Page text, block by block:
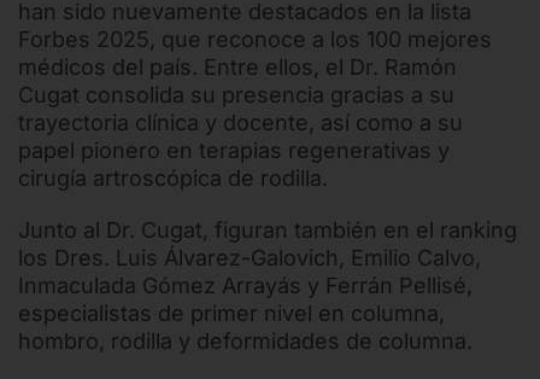
han sido nuevamente destacados en la lista
Forbes 2025, que reconoce a los 100 mejores
médicos del país. Entre ellos, el Dr. Ramón
Cugat consolida su presencia gracias a su
trayectoria clínica y docente, así como a su
papel pionero en terapias regenerativas y
cirugía artroscópica de rodilla.
Junto al Dr. Cugat, figuran también en el ranking
los Dres. Luis Álvarez-Galovich, Emilio Calvo,
Inmaculada Gómez Arrayás y Ferrán Pellisé,
especialistas de primer nivel en columna,
hombro, rodilla y deformidades de columna.